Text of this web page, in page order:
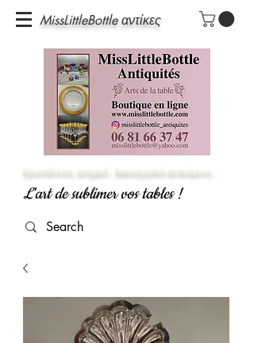
MissLittleBottle αντίκες
Κρυστάλλινα, ασημικά , διακοσμητικά αντικείμενα...
L'art de sublimer vos tables !